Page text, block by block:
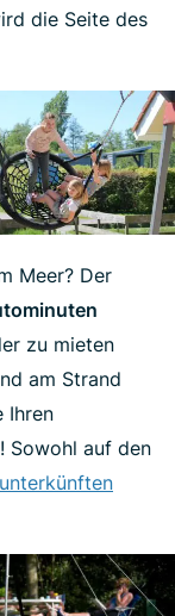
die Seite des
Meer? Der
zu mieten
am Strand
Ihren
Sowohl auf den